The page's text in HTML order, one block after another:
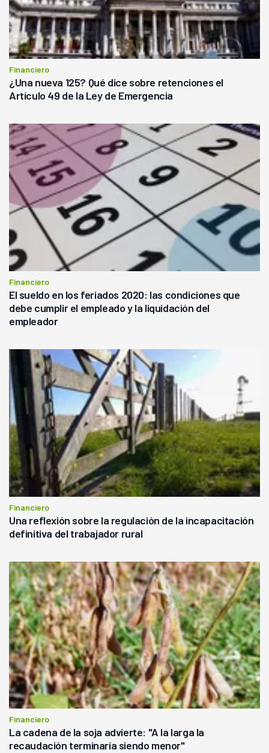
Financiero
¿Una nueva 125? Qué dice sobre retenciones el
Artículo 49 de la Ley de Emergencia
Financiero
El sueldo en los feriados 2020: las condiciones que
debe cumplir el empleado y la liquidación del
empleador
Financiero
Una reflexión sobre la regulación de la incapacitación
definitiva del trabajador rural
Financiero
La cadena de la soja advierte: "A la larga la
recaudación terminaría siendo menor"